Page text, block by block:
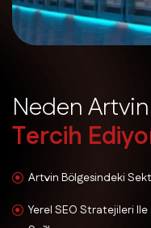
NedenArtvin
Tercih Ediyo
Artvin Bölgesindeki
Yerel SEO Stratejileri Ile